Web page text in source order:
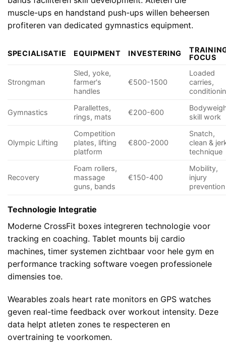
muscle-ups en handstand push-ups willen beheersen
profiteren van dedicated gymnastics equipment.
SPECIALISATIE EQUIPMENT INVESTERING
FOCUS
Strongman
Sled, yoke,
farmer's
handles
€500-1500
Loaded
carries,
Gymnastics
Parallettes,
rings, mats
€200-600
skill work
Olympic Lifting
Competition
plates, lifting
platform
€800-2000
Snatch,
clean &
technique
Recovery
Foam rollers,
massage
guns, bands
€150-400
Mobility,
injury
prevention
Technologie Integratie
Moderne CrossFit boxes integreren technologie voor
tracking en coaching. Tablet mounts bij cardio
machines, timer systemen zichtbaar voor hele gym en
performance tracking software voegen professionele
dimensies toe.
Wearables zoals heart rate monitors en GPS watches
geven real-time feedback over workout intensity. Deze
data helpt atleten zones te respecteren en
overtraining te voorkomen.